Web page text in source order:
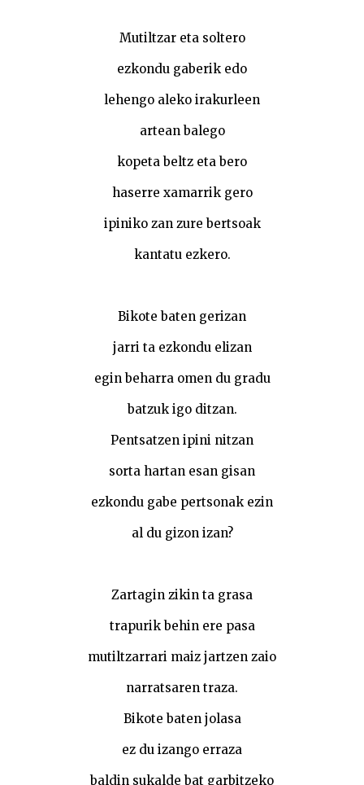
Mutiltzar eta soltero
ezkondu gaberik edo
lehengo aleko irakurleen
artean balego
kopeta beltz eta bero
haserre xamarrik gero
ipiniko zan zure bertsoak
kantatu ezkero.
Bikote baten gerizan
jarri ta ezkondu elizan
egin beharra omen du gradu
batzuk igo ditzan.
Pentsatzen ipini nitzan
sorta hartan esan gisan
ezkondu gabe pertsonak ezin
al du gizon izan?
Zartagin zikin ta grasa
trapurik behin ere pasa
mutiltzarrari maiz jartzen zaio
narratsaren traza.
Bikote baten jolasa
ez du izango erraza
baldin sukalde bat garbitzeko